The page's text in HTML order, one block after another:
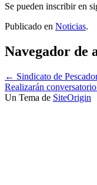
Se pueden inscribir en
Publicado en Noticias.
Navegador de
← Sindicato de
Realizarán
Un Tema de SiteOrigin